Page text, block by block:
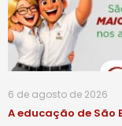
6 de agosto de 2026
A educação de São